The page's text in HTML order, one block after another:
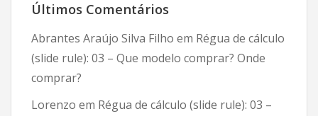
Últimos Comentários
Abrantes Araújo Silva Filho em Régua de cálculo
(slide rule): 03 – Que modelo comprar? Onde
comprar?
Lorenzo em Régua de cálculo (slide rule): 03 –